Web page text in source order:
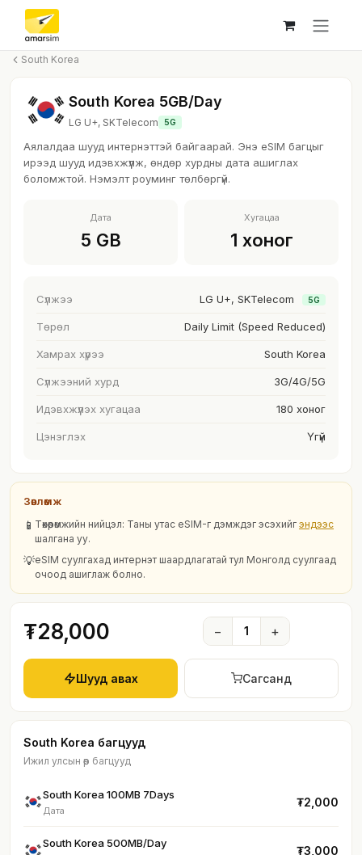
Skip to Content
South Korea
South Korea 5GB/Day
LG U+, SKTelecom 5G
Аялалдаа шууд интернэттэй байгаарай. Энэ eSIM багцыг
ирээд шууд идэвхжүүлж, өндөр хурдны дата ашиглах
боломжтой. Нэмэлт роуминг төлбөргүй.
Дата
5 GB
Хугацаа
1 хоног
Сүлжээ LG U+, SKTelecom 5G
Төрөл Daily Limit (Speed Reduced)
Хамрах хүрээ South Korea
Сүлжээний хурд 3G/4G/5G
Идэвхжүүлэх хугацаа 180 хоног
Цэнэглэх Үгүй
Зөвлөмж
📱 Төхөөрөмжийн нийцэл: Таны утас eSIM-г дэмждэг эсэхийг эндээс
шалгана уу.
💡eSIM суулгахад интернэт шаардлагатай тул Монголд суулгаад
очоод ашиглаж болно.
₮28,000 − 1 +
Шууд авах Сагсанд
South Korea багцууд
Ижил улсын өөр багцууд
South Korea 100MB 7Days
Дата
₮2,000
South Korea 500MB/Day
₮3,000